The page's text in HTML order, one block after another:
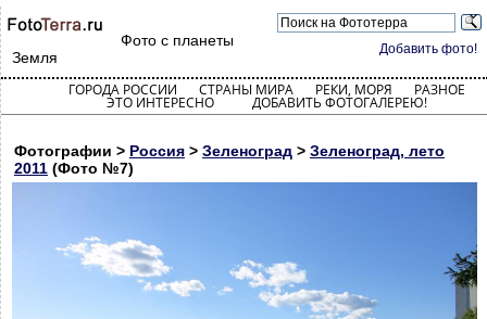
Добавить фото!
Фото с планеты
Земля
ГОРОДА РОССИИ СТРАНЫ МИРА РЕКИ, МОРЯ РАЗНОЕ
ЭТО ИНТЕРЕСНО ДОБАВИТЬ ФОТОГАЛЕРЕЮ!
Фотографии > Россия > Зеленоград > Зеленоград, лето
2011 (Фото №7)